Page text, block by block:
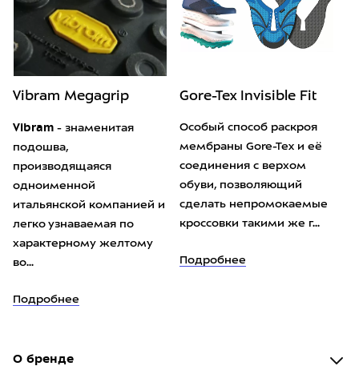
Vibram Megagrip
Vibram - знаменитая
подошва,
производящаяся
одноименной
итальянской компанией и
легко узнаваемая по
характерному желтому
во...
Подробнее
Gore-Tex Invisible Fit
Особый способ раскроя
мембраны Gore-Tex и её
соединения с верхом
обуви, позволяющий
сделать непромокаемые
кроссовки такими же г...
Подробнее
О бренде